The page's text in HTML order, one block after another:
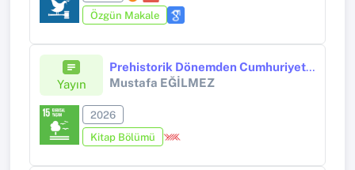
Özgün Makale
Yayın
Prehistorik Dönemden Cumhuriyet'e Kastamonu'da İnsan-Doğa Etkileşimi ve Çevresel Dönüşüm
Mustafa EĞİLMEZ
2026
Kitap Bölümü